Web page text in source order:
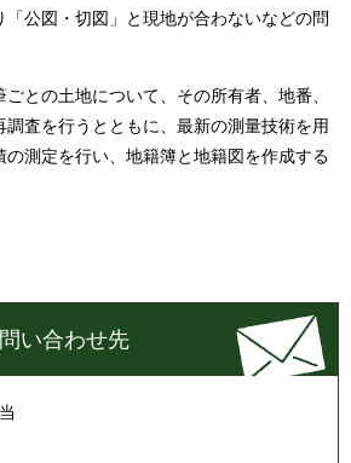
公図・切図」と現地が合わないなどの問
との土地について、その所有者、地番、
査を行うとともに、最新の測量技術を用
の測定を行い、地籍簿と地籍図を作成する
い合わせ先